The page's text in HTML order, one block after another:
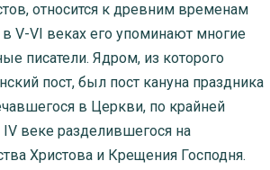
относится к древним временам
V-VI веках его упоминают многие
писатели. Ядром, из которого
пост, был пост кануна праздника
в Церкви, по крайней
веке разделившегося на
Христова и Крещения Господня.